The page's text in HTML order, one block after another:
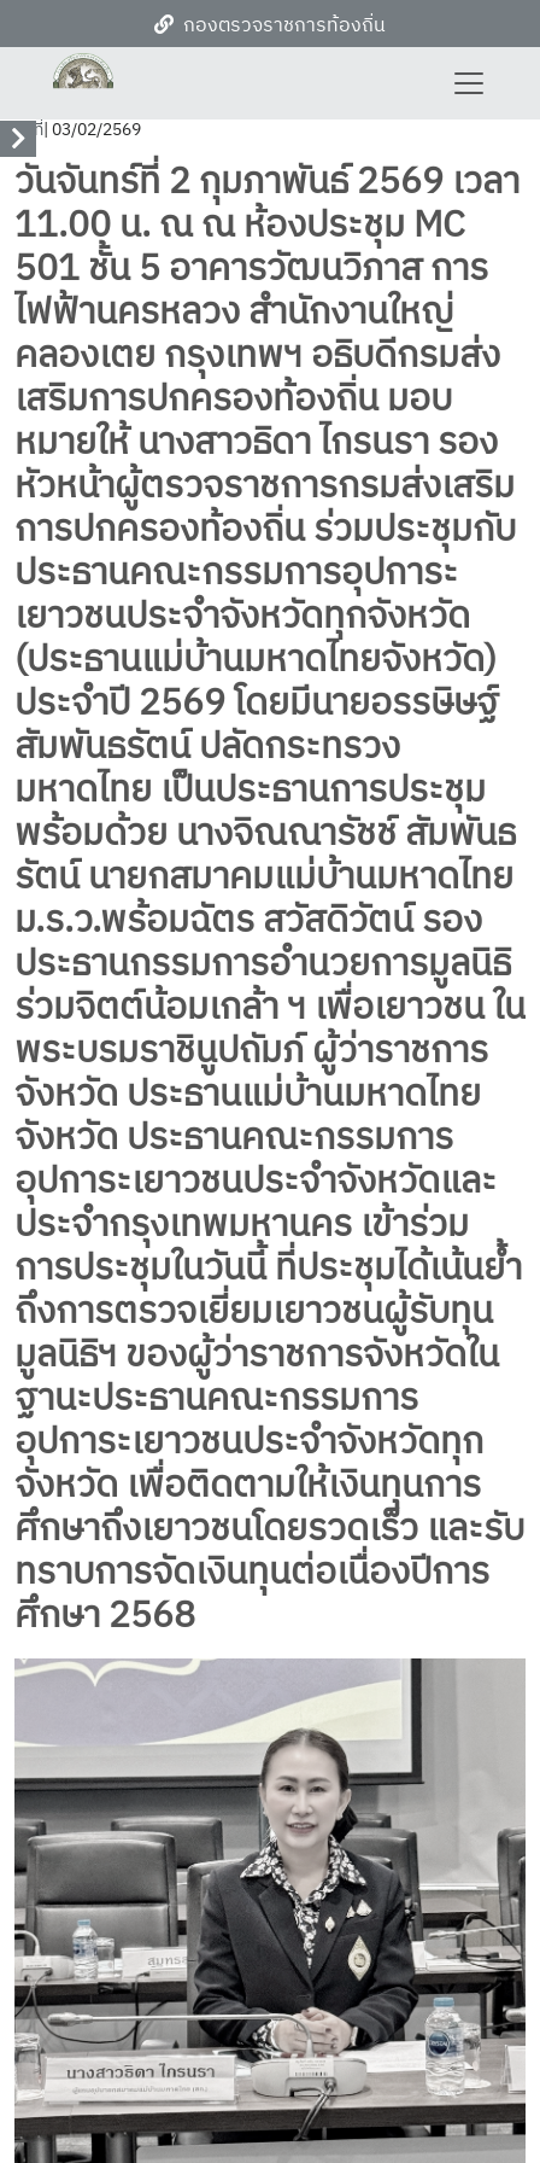
กองตรวจราชการท้องถิ่น
วันที่| 03/02/2569
วันจันทร์ที่ 2 กุมภาพันธ์ 2569 เวลา
11.00 น. ณ ณ ห้องประชุม MC
501 ชั้น 5 อาคารวัฒนวิภาส การ
ไฟฟ้านครหลวง สำนักงานใหญ่
คลองเตย กรุงเทพฯ อธิบดีกรมส่ง
เสริมการปกครองท้องถิ่น มอบ
หมายให้ นางสาวธิดา ไกรนรา รอง
หัวหน้าผู้ตรวจราชการกรมส่งเสริม
การปกครองท้องถิ่น ร่วมประชุมกับ
ประธานคณะกรรมการอุปการะ
เยาวชนประจำจังหวัดทุกจังหวัด
(ประธานแม่บ้านมหาดไทยจังหวัด)
ประจำปี 2569 โดยมีนายอรรษิษฐ์
สัมพันธรัตน์ ปลัดกระทรวง
มหาดไทย เป็นประธานการประชุม
พร้อมด้วย นางจิณณารัชช์ สัมพันธ
รัตน์ นายกสมาคมแม่บ้านมหาดไทย
ม.ร.ว.พร้อมฉัตร สวัสดิวัตน์ รอง
ประธานกรรมการอำนวยการมูลนิธิ
ร่วมจิตต์น้อมเกล้า ฯ เพื่อเยาวชน ใน
พระบรมราชินูปถัมภ์ ผู้ว่าราชการ
จังหวัด ประธานแม่บ้านมหาดไทย
จังหวัด ประธานคณะกรรมการ
อุปการะเยาวชนประจำจังหวัดและ
ประจำกรุงเทพมหานคร เข้าร่วม
การประชุมในวันนี้ ที่ประชุมได้เน้นย้ำ
ถึงการตรวจเยี่ยมเยาวชนผู้รับทุน
มูลนิธิฯ ของผู้ว่าราชการจังหวัดใน
ฐานะประธานคณะกรรมการ
อุปการะเยาวชนประจำจังหวัดทุก
จังหวัด เพื่อติดตามให้เงินทุนการ
ศึกษาถึงเยาวชนโดยรวดเร็ว และรับ
ทราบการจัดเงินทุนต่อเนื่องปีการ
ศึกษา 2568